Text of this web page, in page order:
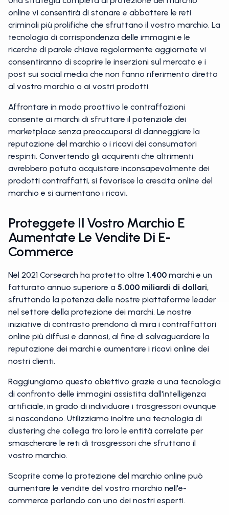
online vi consentirà di stanare e abbattere le reti
criminali più prolifiche che sfruttano il vostro marchio. La
tecnologia di corrispondenza delle immagini e le
ricerche di parole chiave regolarmente aggiornate vi
consentiranno di scoprire le inserzioni sul mercato e i
post sui social media che non fanno riferimento diretto
al vostro marchio o ai vostri prodotti.
Affrontare in modo proattivo le contraffazioni
consente ai marchi di sfruttare il potenziale dei
marketplace senza preoccuparsi di danneggiare la
reputazione del marchio o i ricavi dei consumatori
respinti. Convertendo gli acquirenti che altrimenti
avrebbero potuto acquistare inconsapevolmente dei
prodotti contraffatti, si favorisce la crescita online del
marchio e si aumentano i ricavi.
Proteggete Il Vostro Marchio E
Aumentate Le Vendite Di E-
Commerce
Nel 2021 Corsearch ha protetto oltre 1.400 marchi e un
fatturato annuo superiore a 5.000 miliardi di dollari,
sfruttando la potenza delle nostre piattaforme leader
nel settore della protezione dei marchi. Le nostre
iniziative di contrasto prendono di mira i contraffattori
online più diffusi e dannosi, al fine di salvaguardare la
reputazione dei marchi e aumentare i ricavi online dei
nostri clienti.
Raggiungiamo questo obiettivo grazie a una tecnologia
di confronto delle immagini assistita dall'intelligenza
artificiale, in grado di individuare i trasgressori ovunque
si nascondano. Utilizziamo inoltre una tecnologia di
clustering che collega tra loro le entità correlate per
smascherare le reti di trasgressori che sfruttano il
vostro marchio.
Scoprite come la protezione del marchio online può
aumentare le vendite del vostro marchio nell'e-
commerce parlando con uno dei nostri esperti.